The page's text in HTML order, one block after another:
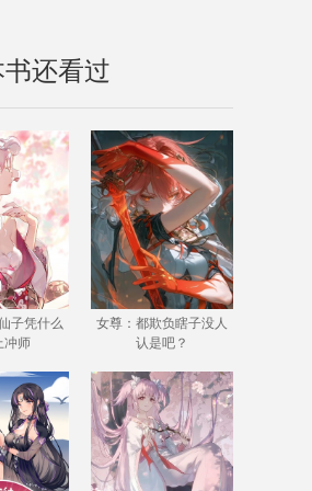
还看过
子凭什么
冲师
女尊：都欺负瞎子没人
认是吧？